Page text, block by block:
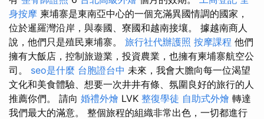
身按摩 柬埔寨是東南亞中心的一個充滿異國情調的國家，
位於暹羅灣沿岸，與泰國、寮國和越南接壤。 據越南商人
說，他們只是殖民柬埔寨。 旅行社代辦護照 按摩課程 他們
擁有大飯店，控制旅遊業，投資農業，也擁有柬埔寨航空公
司。 seo是什麼 台胞證台中 未來，我會大膽向每一位渴望
文化和美食體驗、想要一次井井有條、氛圍良好的旅行的人
推薦你們。 請向 婚禮外燴 LVK 整復學徒 自助式外燴 轉達
我們最大的滿意。 整個旅程的組織非常出色，一切都進行